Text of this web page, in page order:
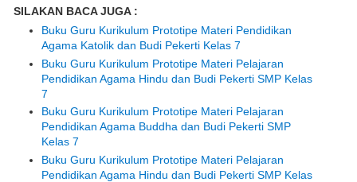
SILAKAN BACA JUGA :
Buku Guru Kurikulum Prototipe Materi Pendidikan
Agama Katolik dan Budi Pekerti Kelas 7
Buku Guru Kurikulum Prototipe Materi Pelajaran
Pendidikan Agama Hindu dan Budi Pekerti SMP Kelas
7
Buku Guru Kurikulum Prototipe Materi Pelajaran
Pendidikan Agama Buddha dan Budi Pekerti SMP
Kelas 7
Buku Guru Kurikulum Prototipe Materi Pelajaran
Pendidikan Agama Hindu dan Budi Pekerti SMP Kelas